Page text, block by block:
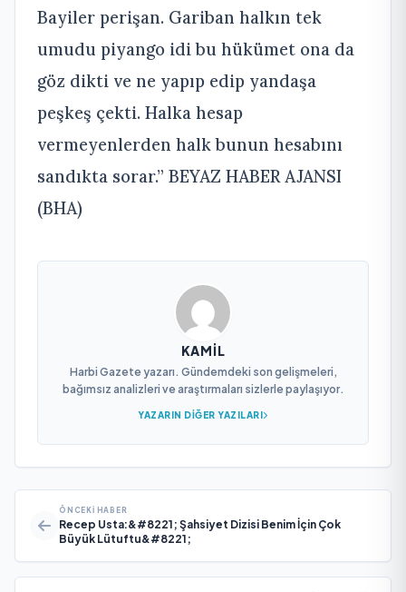
Bayiler perişan. Gariban halkın tek
umudu piyango idi bu hükümet ona da
göz dikti ve ne yapıp edip yandaşa
peşkeş çekti. Halka hesap
vermeyenlerden halk bunun hesabını
sandıkta sorar.” BEYAZ HABER AJANSI
(BHA)
KAMIL
Harbi Gazete yazarı. Gündemdeki son gelişmeleri,
bağımsız analizleri ve araştırmaları sizlerle paylaşıyor.
YAZARIN DIĞER YAZILARI
ÖNCEKI HABER
Recep Usta:&#8221; Şahsiyet Dizisi Benim İçin Çok
Büyük Lütuftu&#8221;